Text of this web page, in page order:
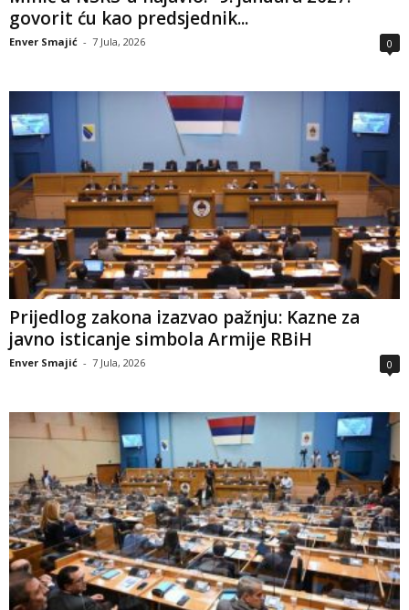
govorit ću kao predsjednik...
Enver Smajić - 7 Jula, 2026 0
Prijedlog zakona izazvao pažnju: Kazne za
javno isticanje simbola Armije RBiH
Enver Smajić - 7 Jula, 2026 0